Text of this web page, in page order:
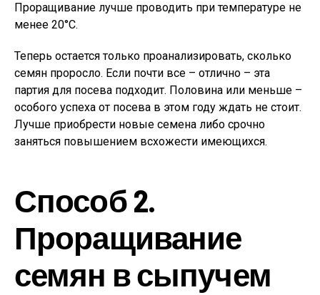
Проращивание лучше проводить при температуре не
менее 20°С.
Теперь остается только проанализировать, сколько
семян проросло. Если почти все – отлично – эта
партия для посева подходит. Половина или меньше –
особого успеха от посева в этом году ждать не стоит.
Лучше приобрести новые семена либо срочно
заняться повышением всхожести имеющихся.
Способ 2.
Проращивание
семян в сыпучем